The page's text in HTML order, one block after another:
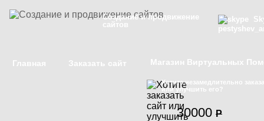
Создание и продвижение
сайтов
Главная Заказать сайт Магазин Виртуальных
Хотите незамедлительно
или улучшить его?
30000 P